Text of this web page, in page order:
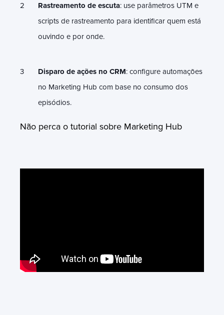
Rastreamento de escuta: use parâmetros UTM e
scripts de rastreamento para identificar quem está
ouvindo e por onde.
Disparo de ações no CRM: configure automações
no Marketing Hub com base no consumo dos
episódios.
Não perca o tutorial sobre Marketing Hub